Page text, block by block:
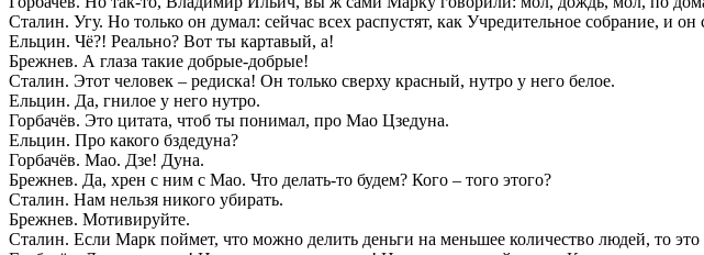
Сталин. Угу. Но только он думал: сейчас всех распустят, как Учредительное собрание, и
Ельцин. Чё?! Реально? Вот ты картавый, а!
Брежнев. А глаза такие добрые-добрые!
Сталин. Этот человек – редиска! Он только сверху красный, нутро у него белое.
Ельцин. Да, гнилое у него нутро.
Горбачёв. Это цитата, чтоб ты понимал, про Мао Цзедуна.
Ельцин. Про какого бздедуна?
Горбачёв. Мао. Дзе! Дуна.
Брежнев. Да, хрен с ним с Мао. Что делать-то будем? Кого – того этого?
Сталин. Нам нельзя никого убирать.
Брежнев. Мотивируйте.
Сталин. Если Марк поймет, что можно делить деньги на меньшее количество людей, то